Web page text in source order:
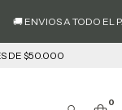
A TODO EL PAIS
DE $50.000
0